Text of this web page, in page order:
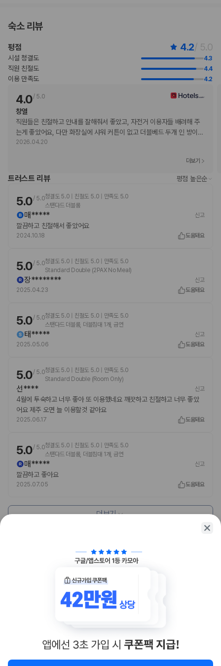
직불카드
현금
Mastercard
반려동물
반려동물 동반 불가
예약공지
체크인 15:00 이후 00:00 자정 까지, 체크 아웃 11:00 이전
일회용 칫솔, 치약, 면도기는 환경 보호를 위한 '그린 캠페인'의 일환으로 제공되
지 않습니다. 예약 시 참고 부탁 드립니다.
(1층 편의점 운영) 프론트 운영시간 : 오전 7시 ~ 자정 까지 체크인 마감:
자정 이후에는 새벽 1시까지 긴급 통화는 가능합니다. ( Tel. 064-738-0009
기준 인원 외 인원 추가 시 추가 비용 인원 추가 비용 : 1인 1박 당 성인(초등생
객실 내 핸드폰 충전기 없음.(대여 서비스 X)
객실 내 위생용품(면봉 , 베쓰타올 , 샤워가운 , 크리넥스) 없음.
성수기 및 특정일, 공휴일(전일 포함)에는 요금 변동이 있음 문의사항 연락주세
객실요금은 2인 입실 기준이며, 파티룸 등 특수객실의 경우, 직접 입실 인원 확
퇴실 시간 초과 시 추가 요금이 자동 부과될 수 있습니다.
미성년자의 입실 가능여부는 직접 제휴점에 확인 후 예약 진행하시기 바랍니다.
미성년자 혼숙예약으로 인해 발생하는 입실 거부에 대해서는 취소/환불이 불가
합니다.
혼숙시 신분증 확인을 요구할 수 있으며 미지참시 입실 거부가 가능하고 취소시
당사가 책임지지 않습니다.
야간시간 지나친 소음 발생시 퇴실 조치가 가능하오니 삼가바랍니다.
객실 물건 파손 및 도난 시 형사 처벌 받을 수 있습니다.
숙소 리뷰
평점 4.2/ 5.0
시설 청결도 4.3
직원 친절도 4.4
이용 만족도 4.2
4.0/ 5.0
창열
직원들은 친절하고 안내를 잘해줘서 좋았고, 자전거 이용자들 배려해 주
는게 좋았어요, 다만 화장실에 샤워 커튼이 없고 더블베드 두개 인 방이 …
2026.04.20
더보기
트러스트 리뷰 평점 높은순
5.0/ 5.0청결도 5.0 | 친절도 5.0 | 만족도 5.0
스탠다드 더블룸
매***** 신고
깔끔하고 친절해서 좋았어요
2024.10.18 도움돼요
5.0/ 5.0청결도 5.0 | 친절도 5.0 | 만족도 5.0
Standard Double (2PAX No Meal)
장********
신고
2025.04.23
도움돼요
5.0/ 5.0청결도 5.0 | 친절도 5.0 | 만족도 5.0
스탠다드 더블룸, 더블침대 1개, 금연
태*****
신고
2025.05.06
도움돼요
5.0/ 5.0청결도 5.0 | 친절도 5.0 | 만족도 5.0
Standard Double (Room Only)
선**** 신고
4월에 투숙하고 너무 좋아 또 이용했네요 깨끗하고 친절하고 너무 좋았
어요 제주 오면 늘 이용할것 같아요
2025.06.17 도움돼요
5.0/ 5.0청결도 5.0 | 친절도 5.0 | 만족도 5.0
스탠다드 더블룸, 더블침대 1개, 금연
매***** 신고
깔끔하고 좋아요
2025.07.05 도움돼요
더보기
함께 가는 친구에게 정보를 공유해보세요
카카오톡 링크복사